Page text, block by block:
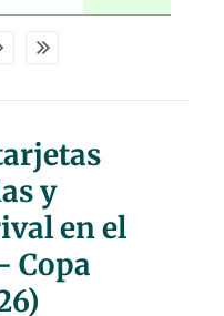
y
en el
Copa